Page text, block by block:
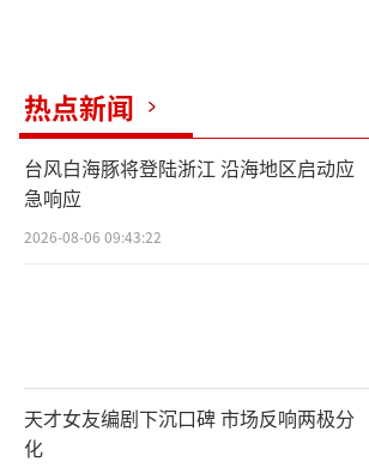
热点新闻
台风白海豚将登陆浙江 沿海地区启动应
急响应
2026-08-06 09:43:22
天才女友编剧下沉口碑 市场反响两极分
化